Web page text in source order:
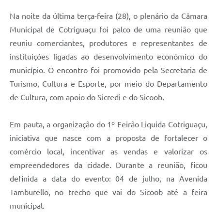
Contato
Na noite da última terça-feira (28), o plenário da Câmara
Municipal de Cotriguaçu foi palco de uma reunião que
reuniu comerciantes, produtores e representantes de
instituições ligadas ao desenvolvimento econômico do
município. O encontro foi promovido pela Secretaria de
Turismo, Cultura e Esporte, por meio do Departamento
de Cultura, com apoio do Sicredi e do Sicoob.
Em pauta, a organização do 1º Feirão Liquida Cotriguaçu,
iniciativa que nasce com a proposta de fortalecer o
comércio local, incentivar as vendas e valorizar os
empreendedores da cidade. Durante a reunião, ficou
definida a data do evento: 04 de julho, na Avenida
Tamburello, no trecho que vai do Sicoob até a feira
municipal.